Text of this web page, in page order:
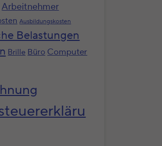
Arbeitnehmer
Ausbildungskosten
Belastungen
Brille Büro Computer